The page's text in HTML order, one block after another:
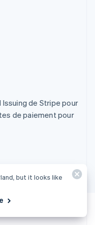
de Stripe pour
de paiement pour
but it looks like